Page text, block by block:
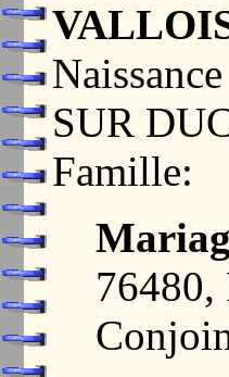
SUR
Famille: